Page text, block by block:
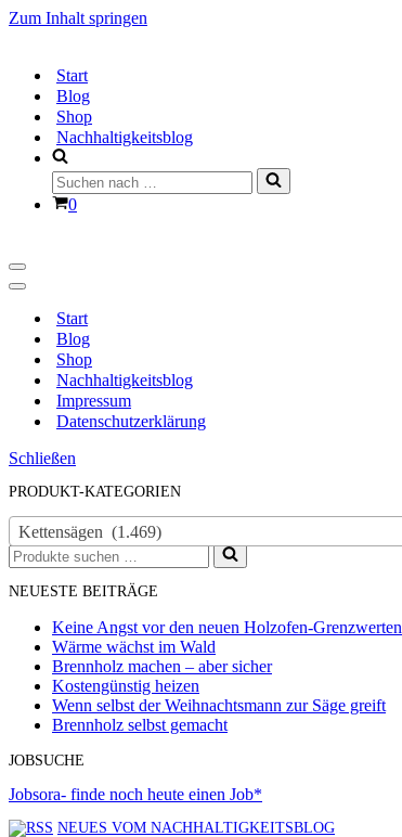
Zum Inhalt springen
Start
Blog
Shop
Nachhaltigkeitsblog
Suchen
nach …
Warenkorb
0
Navigationsmenü
Navigationsmenü
Start
Blog
Shop
Nachhaltigkeitsblog
Impressum
Datenschutzerklärung
Schließen
PRODUKT-KATEGORIEN
Kettensägen (1.469)
Suchen
nach …
NEUESTE BEITRÄGE
Keine Angst vor den neuen Holzofen-Grenzwerten
Wärme wächst im Wald
Brennholz machen – aber sicher
Kostengünstig heizen
Wenn selbst der Weihnachtsmann zur Säge greift
Brennholz selbst gemacht
JOBSUCHE
Jobsora- finde noch heute einen Job*
NEUES VOM NACHHALTIGKEITSBLOG